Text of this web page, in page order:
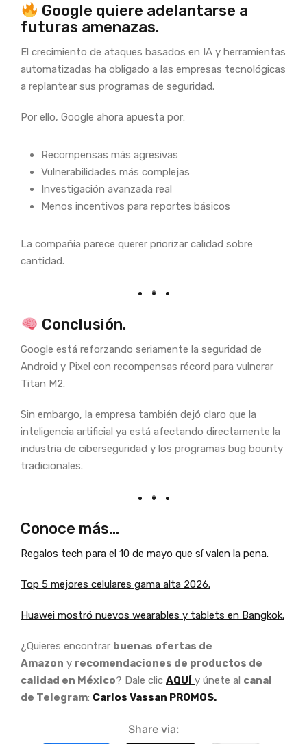
Google quiere adelantarse a
futuras amenazas.
El crecimiento de ataques basados en IA y herramientas
automatizadas ha obligado a las empresas tecnológicas
a replantear sus programas de seguridad.
Por ello, Google ahora apuesta por:
Recompensas más agresivas
Vulnerabilidades más complejas
Investigación avanzada real
Menos incentivos para reportes básicos
La compañía parece querer priorizar calidad sobre
cantidad.
Conclusión.
Google está reforzando seriamente la seguridad de
Android y Pixel con recompensas récord para vulnerar
Titan M2.
Sin embargo, la empresa también dejó claro que la
inteligencia artificial ya está afectando directamente la
industria de ciberseguridad y los programas bug bounty
tradicionales.
Conoce más…
Regalos tech para el 10 de mayo que sí valen la pena.
Top 5 mejores celulares gama alta 2026.
Huawei mostró nuevos wearables y tablets en Bangkok.
¿Quieres encontrar buenas ofertas de
Amazon y recomendaciones de productos de
calidad en México? Dale clic AQUÍ y únete al canal
de Telegram: Carlos Vassan PROMOS.
Share via: